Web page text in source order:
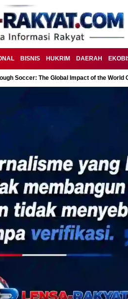
BISNIS HUKRIM DAERAH
Soccer: The Global Impact of the World